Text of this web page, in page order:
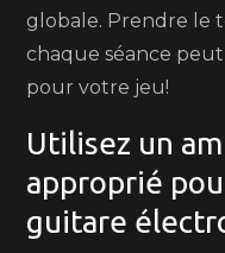
globale. Prendre le
chaque séance
pour votre jeu!
Utilisez un
approprié
guitare